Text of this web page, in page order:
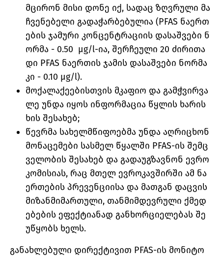
მცირონ მისი დონე იქ, სადაც ზღვრული მა
ჩვენებელი გადაჭარბებულია (PFAS ნაერთ
ების ჯამური კონცენტრაციის დასაშვები ნ
ორმა - 0.50 µg/l-ია, შერჩეული 20 ძირითა
დი PFAS ნაერთის ჯამის დასაშვები ნორმა
კი - 0.10 µg/l).
მოქალაქეებისთვის მკაფიო და გამჭვირვა
ლე უნდა იყოს ინფორმაცია წყლის ხარის
ხის შესახებ;
წევრმა სახელმწიფოებმა უნდა აღრიცხონ
მონაცემები სასმელ წყალში PFAS-ის შემც
ველობის შესახებ და გადაუგზავნონ ევრო
კომისიას, რაც მთელ ევროკავშირში ამ ნა
ერთების პრევენციისა და მათგან დაცვის
მიზანმიმართული, თანმიმდევრული ქმედ
ებების ეფექტიანად განხორციელებას შე
უწყობს ხელს.
განახლებული დირექტივით PFAS-ის მონიტო